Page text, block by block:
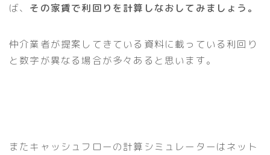
ば、 その家賃で利回りを計算しなおしてみましょう。
仲介業者が提案してきている資料に載っている利回り
と数字が異なる場合が多々あると思います。
またキャッシュフローの計算シミュレーターはネット